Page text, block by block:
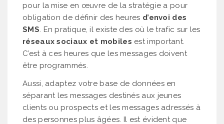
pour la mise en œuvre de la stratégie a pour
obligation de définir des heures d’envoi des
SMS. En pratique, il existe des où le trafic sur les
réseaux sociaux et mobiles est important.
C’est à ces heures que les messages doivent
être programmés.
Aussi, adaptez votre base de données en
séparant les messages destinés aux jeunes
clients ou prospects et les messages adressés à
des personnes plus âgées. Il est évident que